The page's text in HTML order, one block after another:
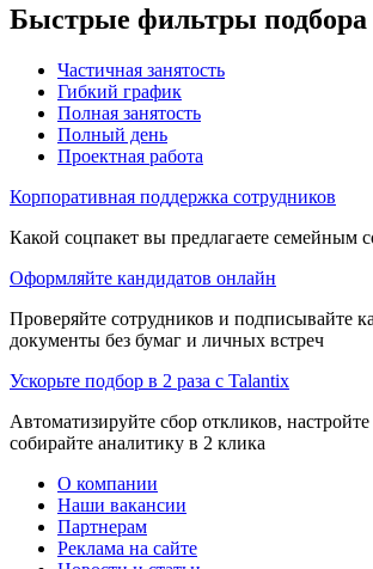
Быстрые фильтры подбора
Частичная занятость
Гибкий график
Полная занятость
Полный день
Проектная работа
Корпоративная поддержка сотрудников
Какой соцпакет вы предлагаете семейным
Оформляйте кандидатов онлайн
Проверяйте сотрудников и подписывайте
документы без бумаг и личных встреч
Ускорьте подбор в 2 раза с Talantix
Автоматизируйте сбор откликов,
собирайте аналитику в 2 клика
О компании
Наши вакансии
Партнерам
Реклама на сайте